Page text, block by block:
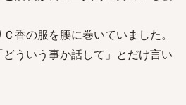
香の服を腰に巻いていました。
ういう事か話して」とだけ言い